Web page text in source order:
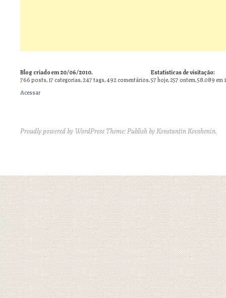
Blog criado em 20/06/2010.
766posts,17 categorias,247tags,492comentários.
Estatísticas de visitação:
57 hoje, 257 ontem, 58.089 em
Acessar
Proudly powered by WordPress Theme: Publish by Konstantin Kovshenin.